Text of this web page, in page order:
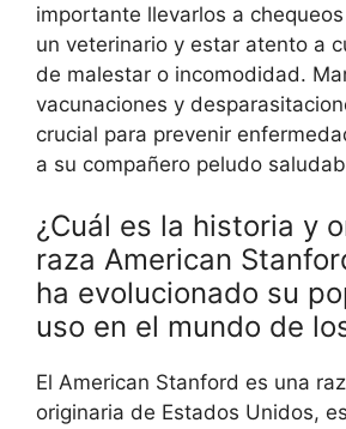
importante llevarlos a
un veterinario y estar atento a
de malestar o incomodidad.
vacunaciones y
crucial para prevenir
a su compañero peludo
¿Cuál es la historia y
raza American
ha evolucionado su
uso en el mundo de
El American Stanford es una
originaria de Estados Unidos,